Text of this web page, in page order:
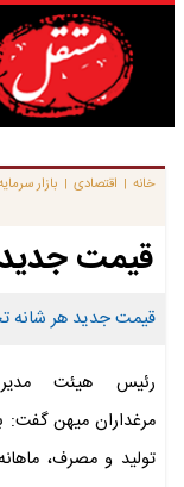
خانه | اقتصادی | بازار
قیمت
قیمت جدید هر شانه
رئیس هیئت
مرغداران میهن گفت: